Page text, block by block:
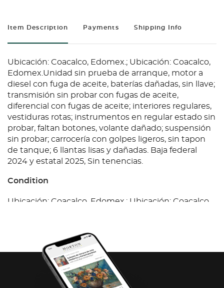
Item Description Payments Shipping Info
Ubicación: Coacalco, Edomex.; Ubicación: Coacalco,
Edomex.Unidad sin prueba de arranque, motor a
diesel con fuga de aceite, baterías dañadas, sin llave;
transmisión sin probar con fugas de aceite,
diferencial con fugas de aceite; interiores regulares,
vestiduras rotas; instrumentos en regular estado sin
probar, faltan botones, volante dañado; suspensión
sin probar; carrocería con golpes ligeros, sin tapon
de tanque; 6 llantas lisas y dañadas. Baja federal
2024 y estatal 2025, Sin tenencias.
Condition
Ubicación: Coacalco, Edomex.; Ubicación: Coacalco,
transmisión sin probar con fugas de aceite,
diferencial con fugas de aceite; interiores regulares,
vestiduras rotas; instrumentos en regular estado sin
probar, faltan botones, volante dañado; suspensión
sin probar; carrocería con golpes ligeros, sin tapon